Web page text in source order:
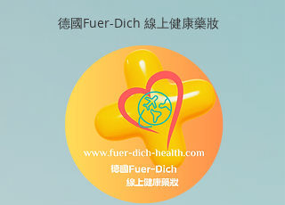
德國Fuer-Dich 線上健康藥妝